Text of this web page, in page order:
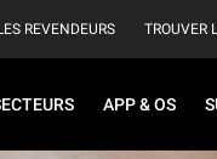
REVENDEURS TROUVER
APP & OS